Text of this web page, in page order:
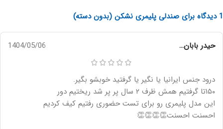
1 دیدگاه برای صندلی پلیمری نشکن (بدون دسته)
حیدر بابان… 1404/05/06
درود جنس ایرانیا یا نگیر یا گرفتید خوبشو بگیر.
۱۵۰تا گرفتیم همش ظرف ۲ سال پر پر شد ریختیم دور
این مدل پلیمری رو برای تست حضوری رفتیم کیف کردیم
احسنت احسنت👏👏👏👏